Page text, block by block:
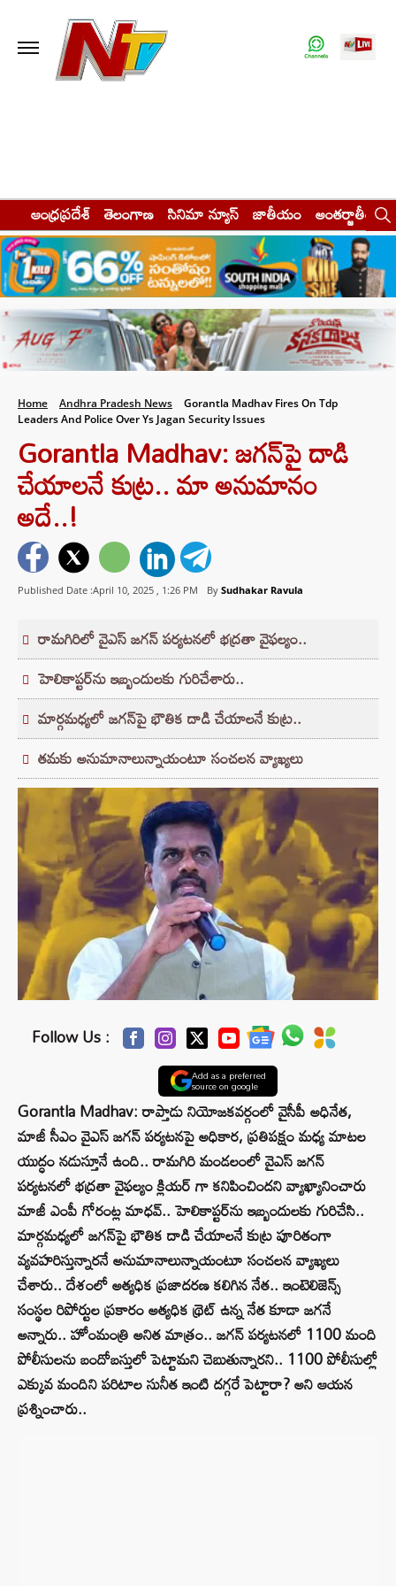
ఆంధ్రప్రదేశ్ తెలంగాణ సినిమా న్యూస్ జాతీయం అంతర్జాతీయం
Home Andhra Pradesh News
Gorantla Madhav Fires On Tdp
Leaders And Police Over Ys Jagan Security Issues
Gorantla Madhav: జగన్‌పై దాడి
చేయాలనే కుట్ర.. మా అనుమానం
అదే..!
Published Date :April 10, 2025 , 1:26 PM By Sudhakar Ravula
రామగిరిలో వైఎస్‌ జగన్ పర్యటనలో భద్రతా వైఫల్యం..
హెలికాప్టర్‌ను ఇబ్బందులకు గురిచేశారు..
మార్గమధ్యలో జగన్‌పై భౌతిక దాడి చేయాలనే కుట్ర..
తమకు అనుమానాలున్నాయంటూ సంచలన వ్యాఖ్యలు
Follow Us :
Add as a preferred
source on google
Gorantla Madhav: రాప్తాడు నియోజకవర్గంలో వైసీపీ అధినేత,
మాజీ సీఎం వైఎస్‌ జగన్‌ పర్యటనపై అధికార, ప్రతిపక్షం మధ్య మాటల
యుద్ధం నడుస్తూనే ఉంది.. రామగిరి మండలంలో వైఎస్‌ జగన్
పర్యటనలో భద్రతా వైఫల్యం క్లియర్ గా కనిపించిందని వ్యాఖ్యానించారు
మాజీ ఎంపీ గోరంట్ల మాధవ్.. హెలికాప్టర్‌ను ఇబ్బందులకు గురిచేసి..
మార్గమధ్యలో జగన్‌పై భౌతిక దాడి చేయాలనే కుట్ర పూరితంగా
వ్యవహరిస్తున్నారనే అనుమానాలున్నాయంటూ సంచలన వ్యాఖ్యలు
చేశారు.. దేశంలో అత్యధిక ప్రజాదరణ కలిగిన నేత.. ఇంటెలిజెన్స్
సంస్థల రిపోర్టుల ప్రకారం అత్యధిక థ్రెట్ ఉన్న నేత కూడా జగనే
అన్నారు.. హోంమంత్రి అనిత మాత్రం.. జగన్ పర్యటనలో 1100 మంది
పోలీసులను బందోబస్తులో పెట్టామని చెబుతున్నారని.. 1100 పోలీసుల్లో
ఎక్కువ మందిని పరిటాల సునీత ఇంటి దగ్గరే పెట్టారా? అని ఆయన
ప్రశ్నించారు..